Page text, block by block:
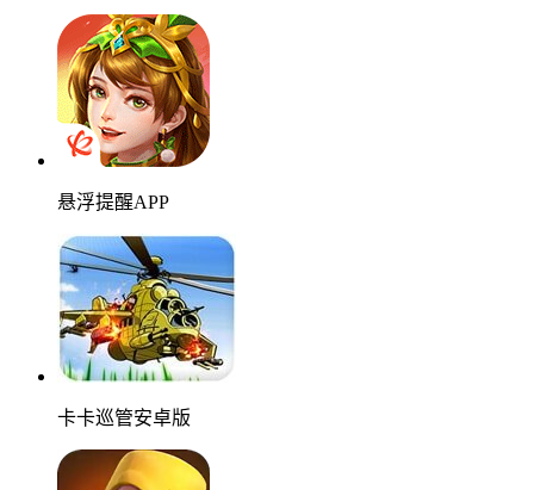
悬浮提醒APP
卡卡巡管安卓版